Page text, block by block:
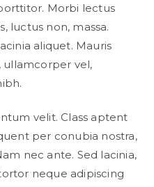
Morbi lectus
luctus non, massa.
aliquet. Mauris
ullamcorper vel,
velit. Class aptent
per conubia nostra,
nec ante. Sed lacinia,
neque adipiscing